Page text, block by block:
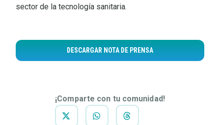
sector de la tecnología sanitaria.
DESCARGAR NOTA DE PRENSA
¡Comparte con tu comunidad!